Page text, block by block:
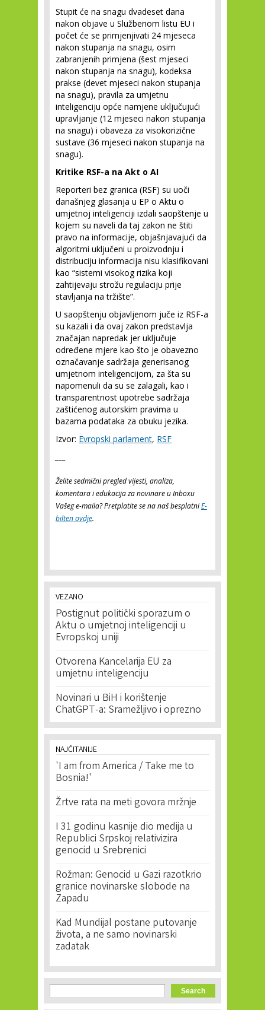
Stupit će na snagu dvadeset dana
nakon objave u Službenom listu EU i
počet će se primjenjivati 24 mjeseca
nakon stupanja na snagu, osim
zabranjenih primjena (šest mjeseci
nakon stupanja na snagu), kodeksa
prakse (devet mjeseci nakon stupanja
na snagu), pravila za umjetnu
inteligenciju opće namjene uključujući
upravljanje (12 mjeseci nakon stupanja
na snagu) i obaveza za visokorizične
sustave (36 mjeseci nakon stupanja na
snagu).
Kritike RSF-a na Akt o AI
Reporteri bez granica (RSF) su uoči
današnjeg glasanja u EP o Aktu o
umjetnoj inteligenciji izdali saopštenje u
kojem su naveli da taj zakon ne štiti
pravo na informacije, objašnjavajući da
algoritmi uključeni u proizvodnju i
distribuciju informacija nisu klasifikovani
kao “sistemi visokog rizika koji
zahtijevaju strožu regulaciju prije
stavljanja na tržište”.
U saopštenju objavljenom juče iz RSF-a
su kazali i da ovaj zakon predstavlja
značajan napredak jer uključuje
određene mjere kao što je obavezno
označavanje sadržaja generisanog
umjetnom inteligencijom, za šta su
napomenuli da su se zalagali, kao i
transparentnost upotrebe sadržaja
zaštićenog autorskim pravima u
bazama podataka za obuku jezika.
Izvor: Evropski parlament, RSF
Želite sedmični pregled vijesti, analiza,
komentara i edukacija za novinare u Inboxu
Vašeg e-maila? Pretplatite se na naš besplatniE-
bilten ovdje.
VEZANO
Postignut politički sporazum o
Aktu o umjetnoj inteligenciji u
Evropskoj uniji
Otvorena Kancelarija EU za
umjetnu inteligenciju
Novinari u BiH i korištenje
ChatGPT-a: Sramežljivo i oprezno
NAJČITANIJE
'I am from America / Take me to
Bosnia!'
Žrtve rata na meti govora mržnje
I 31 godinu kasnije dio medija u
Republici Srpskoj relativizira
genocid u Srebrenici
Rožman: Genocid u Gazi razotkrio
granice novinarske slobode na
Zapadu
Kad Mundijal postane putovanje
života, a ne samo novinarski
zadatak
Search form
Search